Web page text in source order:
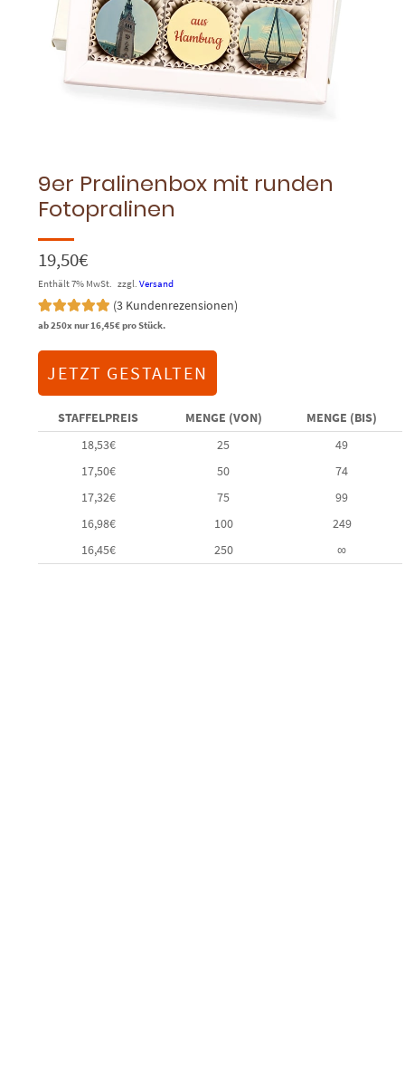
9er Pralinenbox mit runden
Fotopralinen
19,50€
Enthält 7% MwSt. zzgl.Versand
Bewertet mit
basierend
3
Kundenbewertungen
(3Kundenrezensionen)
ab 250x nur16,45€pro Stück.
JETZT GESTALTEN
STAFFELPREIS MENGE (VON)
MENGE (BIS)
18,53€ 25
49
17,50€ 50
74
17,32€ 75
99
16,98€ 100
249
16,45€ 250 ∞